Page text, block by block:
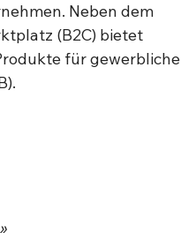
Neben dem
(B2C) bietet
für gewerbliche